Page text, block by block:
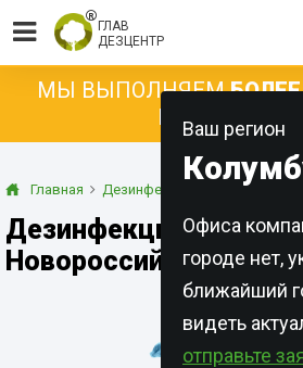
ГЛАВ
ДЕЗЦЕНТР
Ваш регион
Офиса
городе нет,
ближайший
видеть
отправьте
МЫ ВЫПОЛНЯЕМ
КАЖДЫЙ
Главная Дезинфекция При
Дезинфекция от
Новороссийске